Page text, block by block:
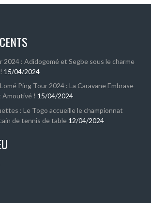
2024 : Adidogomé et Segbe sous le charme
15/04/2024
Ping Tour 2024 : La Caravane Embrase
Amoutivé ! 15/04/2024
: Le Togo accueille le championnat
de tennis de table 12/04/2024